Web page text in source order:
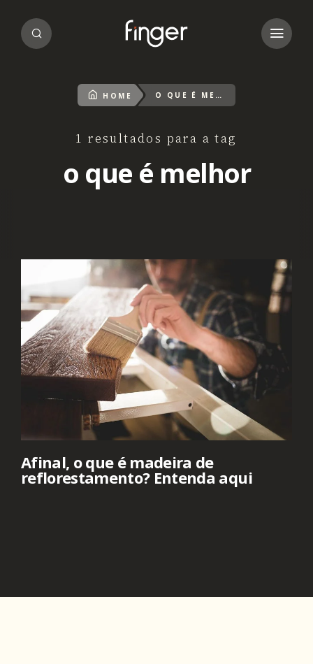
HOME O QUE É MELHOR
1 resultados para a tag
o que é melhor
Afinal, o que é madeira de
reflorestamento? Entenda aqui